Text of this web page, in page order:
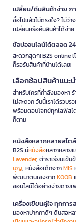
เปลี่ยน/คืนสินค้าง่าย ภา
ซื้อไปแล้วไม่ตรงใจ? ไม่ว่
เปลี่ยนหรือคืนสินค้าได้ง่า
ช้อปออนไลน์ได้ตลอด
สะดวกสุดๆ! B2S online
ก็รอรับสินค้าที่บ้านได้เลย!
เลือกช้อปสินค้าแนะ
สำหรับใครที่กำลังมองหา
ไม่สะดวก วันนี้เราได้รวบ
พร้อมตอบโจทย์ทุกไลฟ์สไ
ก็ตาม
หนังสือหลากหลายสไตล์
B2S มีหนังสือหลากหลาย
Lavender, ตำราเรียนเข้ม
บุญ, หนังสือเด็กจากMIS
พัฒนาตนเองจากKOOB
ออนไลน์ได้อย่างง่ายดาย
เครื่องเขียนคู่ใจ ทุกการ
มองหาปากกาดีๆ ดินสอห